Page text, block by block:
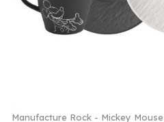
Manufacture Rock - Mickey Mouse